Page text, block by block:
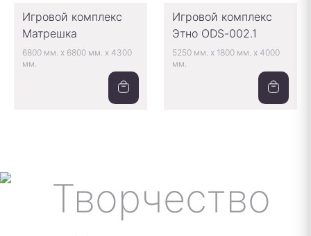
Игровой комплекс
Матрешка
6800 мм. x 6800 мм. x 4300
мм.
Игровой комплекс
Этно ODS-002.1
5250 мм. x 1800 мм. x 4000
мм.